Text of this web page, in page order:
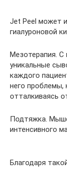
Jet Peel может
гиалуроновой
Мезотерапия. С
уникальные
каждого
него проблемы,
отталкиваясь
Подтяжка.
интенсивного
Благодаря